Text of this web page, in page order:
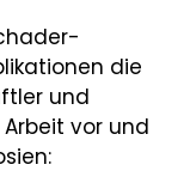
die
und
vor und